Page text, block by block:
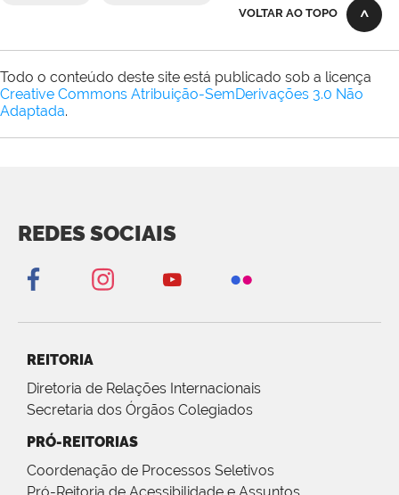
VOLTAR AO TOPO
Todo o conteúdo deste site está publicado sob a licença
Creative Commons Atribuição-SemDerivações 3.0 Não
Adaptada.
REDES SOCIAIS
REITORIA
Diretoria de Relações Internacionais
Secretaria dos Órgãos Colegiados
PRÓ-REITORIAS
Coordenação de Processos Seletivos